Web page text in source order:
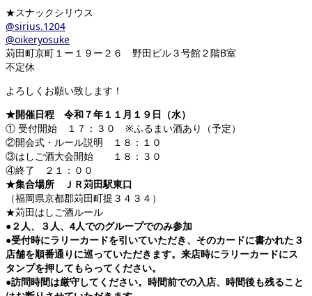
★スナックシリウス
@sirius.1204
@oikeryosuke
苅田町京町１ー１９ー２６ 野田ビル３号館２階B室
不定休
よろしくお願い致します！
★開催日程 令和７年１１月１９日（水）
① 受付開始 １７：３０ ※ふるまい酒あり（予定）
②開会式・ルール説明 １８：１０
③はしご酒大会開始 １８：３０
④終了 ２１：００
★集合場所 ＪＲ苅田駅東口
（福岡県京都郡苅田町提３４３４）
★苅田はしご酒ルール
●２人、３人、4人でのグループでのみ参加
●受付時にラリーカードを引いていただき、そのカードに書かれた３
店舗を順番通りに巡っていただきます。来店時にラリーカードにス
タンプを押してもらってください。
●訪問時間は厳守してください。時間前での入店、時間後も残ること